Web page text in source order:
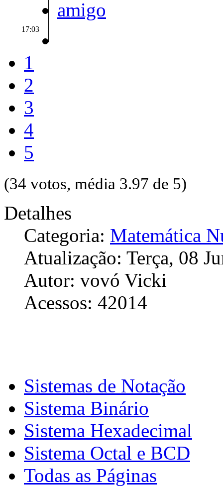
17:03
1
2
3
4
5
(34 votos, média 3.97 de 5)
Detalhes
Categoria: Matemática
Atualização: Terça, 08
Autor: vovó Vicki
Acessos: 42014
Sistemas de Notação
Sistema Binário
Sistema Hexadecimal
Sistema Octal e BCD
Todas as Páginas